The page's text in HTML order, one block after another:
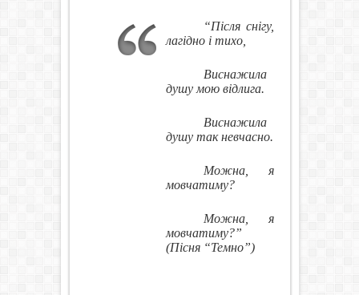
“Після снігу,
лагідно і тихо,
Виснажила
душу мою відлига.
Виснажила
душу так невчасно.
Можна, я
мовчатиму?
Можна, я
мовчатиму?”
(Пісня “Темно”)